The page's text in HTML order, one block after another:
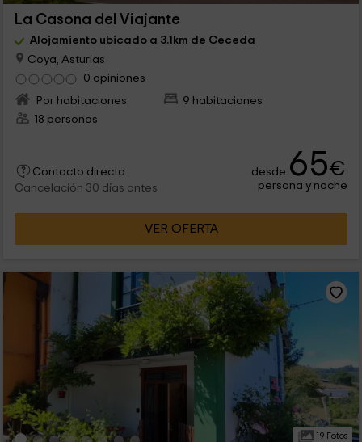
La Casona del Viajante
Alojamiento ubicado a 3.1km de Ceceda
Coya, Asturias
0 opiniones
Por habitaciones
9 habitaciones
18 personas
Contacto directo
Cancelación 30 días antes
desde 65€
persona y noche
VER OFERTA
19 Fotos